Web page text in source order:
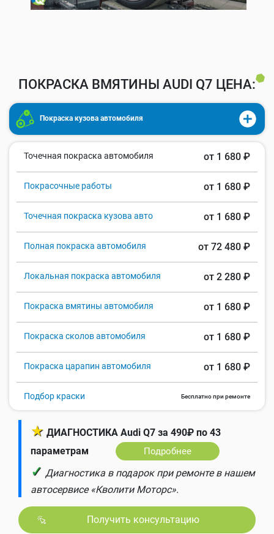
ПОКРАСКА ВМЯТИНЫ AUDI Q7 ЦЕНА:
Покраска кузова автомобиля
Точечная покраска автомобиля от 1 680 ₽
Покрасочные работы от 1 680 ₽
Точечная покраска кузова авто от 1 680 ₽
Полная покраска автомобиля от 72 480 ₽
Локальная покраска автомобиля от 2 280 ₽
Покраска вмятины автомобиля от 1 680 ₽
Покраска сколов автомобиля от 1 680 ₽
Покраска царапин автомобиля от 1 680 ₽
Подбор краски Бесплатно при ремонте
★ ДИАГНОСТИКА Audi Q7 за 490₽ по 43
параметрам
Подробнее
✓ Диагностика в подарок при ремонте в нашем
автосервисе «Кволити Моторс».
Получить консультацию